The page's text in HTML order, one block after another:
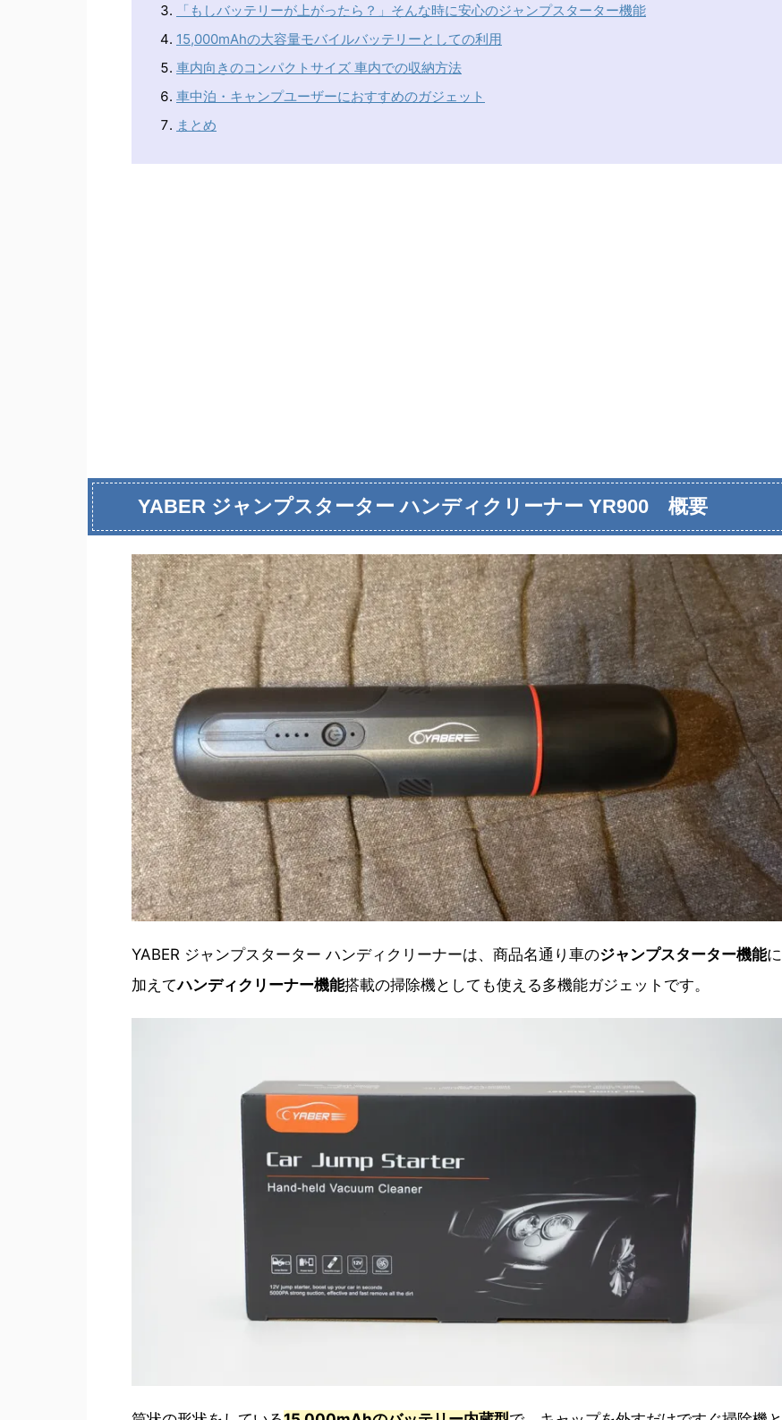
「もしバッテリーが上がったら？」そんな時に安心のジャンプスターター機能
15,000mAhの大容量モバイルバッテリーとしての利用
車内向きのコンパクトサイズ 車内での収納方法
車中泊・キャンプユーザーにおすすめのガジェット
まとめ
YABER ジャンプスターター ハンディクリーナー YR900 概要
YABER ジャンプスターター ハンディクリーナーは、商品名通り車のジャンプスターター機能に
加えてハンディクリーナー機能搭載の掃除機としても使える多機能ガジェットです。